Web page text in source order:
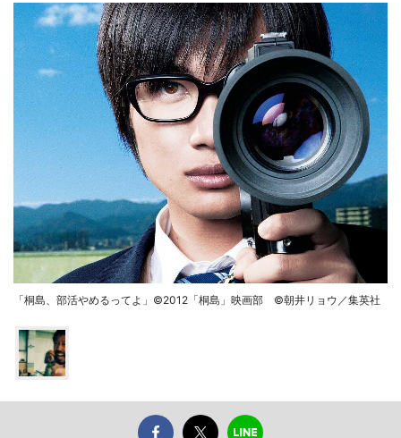
「桐島、部活やめるってよ」©2012「桐島」映画部 ©朝井リョウ／集英社